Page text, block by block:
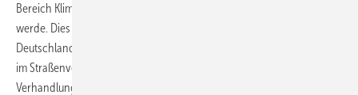
Bereich Klimaschutzregulierung der Automobilindustrie aufgeweicht
werde. Dies sei aufgrund der laufenden Koalitionsverhandlungen in
Deutschland, die wahrscheinlich einen Plan für die Dekarbonisierung
im Straßenverkehr beinhalten werden, und aufgrund der aktuellen
Verhandlungen über CO2-Flottengrenzwerte für leichte Nutzfahrzeuge